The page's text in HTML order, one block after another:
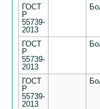
ГОСТ
Р
55739-
2013
ГОСТ
Р
55739-
2013
ГОСТ
Р
55739-
2013